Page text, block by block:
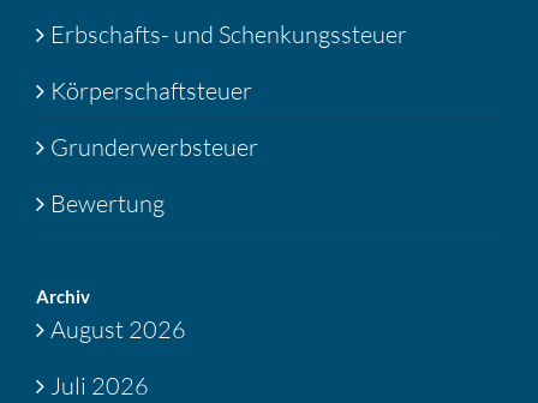
Erbschafts- und Schenkungssteuer
Körperschaftsteuer
Grunderwerbsteuer
Bewertung
Archiv
August 2026
Juli 2026